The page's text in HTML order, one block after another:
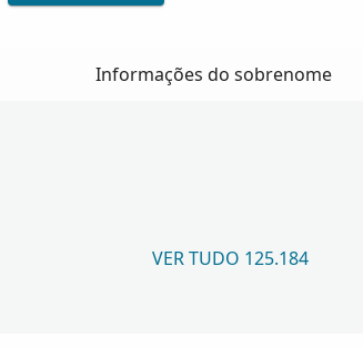
Informações do sobrenome
VER TUDO 125.184